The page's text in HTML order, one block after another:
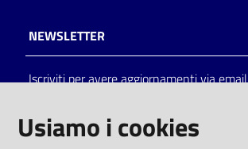
Catalogo
on line
Eventi
NEWSLETTER
Iscriviti per avere aggiornamenti via email
Usiamo i cookies